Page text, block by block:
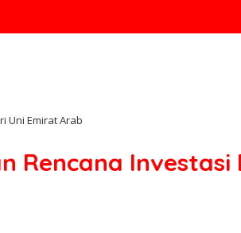
Uni Emirat Arab
Rencana